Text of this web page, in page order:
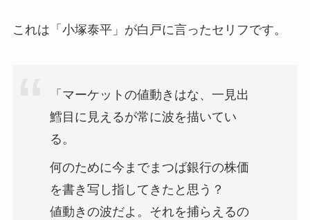
これは「小塚泰平」が白戸に言ったセリフです。
「マーケットの値動きはな、一見出
鱈目に見えるが常に波を描いてい
る。
何のために今までまつば銀行の株価
を書き写し指してきたと思う？
値動きの波だよ。それを捕らえるの